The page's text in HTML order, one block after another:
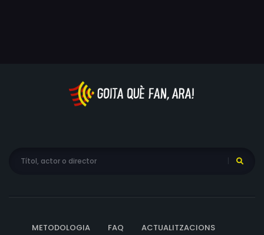
METODOLOGIA FAQ ACTUALITZACIONS